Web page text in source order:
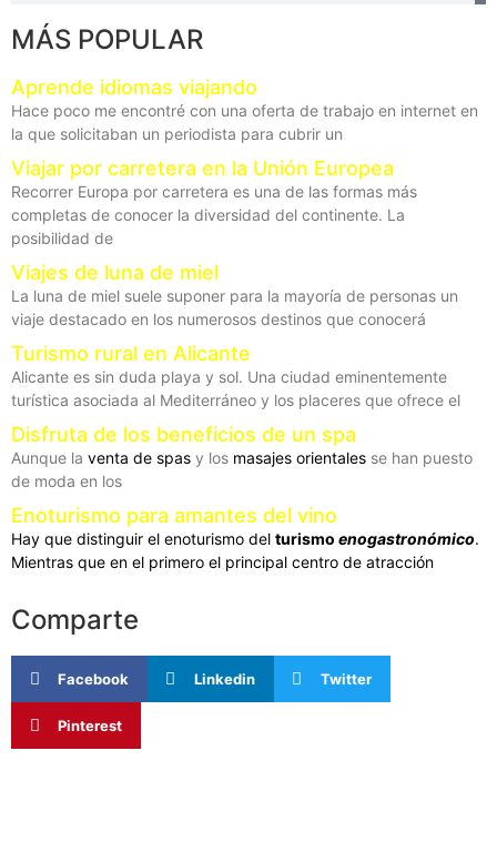
MÁS POPULAR
Aprende idiomas viajando
Hace poco me encontré con una oferta de trabajo en internet en
la que solicitaban un periodista para cubrir un
Viajar por carretera en la Unión Europea
Recorrer Europa por carretera es una de las formas más
completas de conocer la diversidad del continente. La
posibilidad de
Viajes de luna de miel
La luna de miel suele suponer para la mayoría de personas un
viaje destacado en los numerosos destinos que conocerá
Turismo rural en Alicante
Alicante es sin duda playa y sol. Una ciudad eminentemente
turística asociada al Mediterráneo y los placeres que ofrece el
Disfruta de los beneficios de un spa
Aunque la venta de spas y los masajes orientales se han puesto
de moda en los
Enoturismo para amantes del vino
Hay que distinguir el enoturismo del turismo enogastronómico.
Mientras que en el primero el principal centro de atracción
Comparte
Facebook Linkedin Twitter
Pinterest